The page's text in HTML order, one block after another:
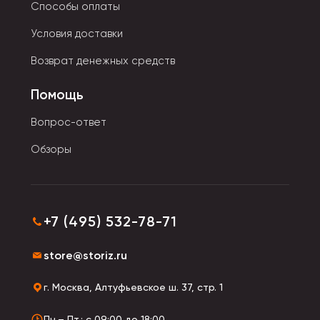
оригинальном стиле.
По способу крепления:
- Евробулавка.
- Ювелирная застежка используется для крепления
тяжелых значков.
- Цанга-бабочка удерживает аксессуар более
металлических сплавов
с фигурками животных, смайликов, с символикой и
Способы оплаты
Условия доставки
Возврат денежных средств
Помощь
Вопрос-ответ
Обзоры
+7 (495) 532-78-71
store@storiz.ru
г. Москва, Алтуфьевское ш. 37, стр. 1